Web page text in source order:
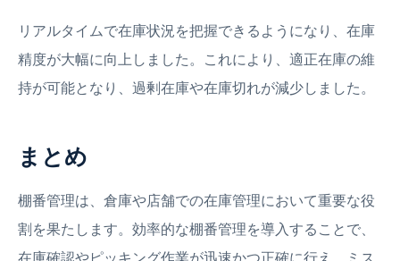
リアルタイムで在庫状況を把握できるようになり、在庫
精度が大幅に向上しました。これにより、適正在庫の維
持が可能となり、過剰在庫や在庫切れが減少しました。
まとめ
棚番管理は、倉庫や店舗での在庫管理において重要な役
割を果たします。効率的な棚番管理を導入することで、